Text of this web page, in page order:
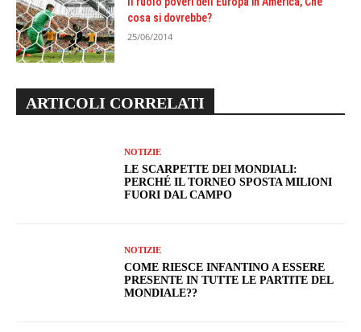
cosa si dovrebbe?
25/06/2014
ARTICOLI CORRELATI
NOTIZIE
LE SCARPETTE DEI MONDIALI:
PERCHÉ IL TORNEO SPOSTA MILIONI
FUORI DAL CAMPO
NOTIZIE
COME RIESCE INFANTINO A ESSERE
PRESENTE IN TUTTE LE PARTITE DEL
MONDIALE??